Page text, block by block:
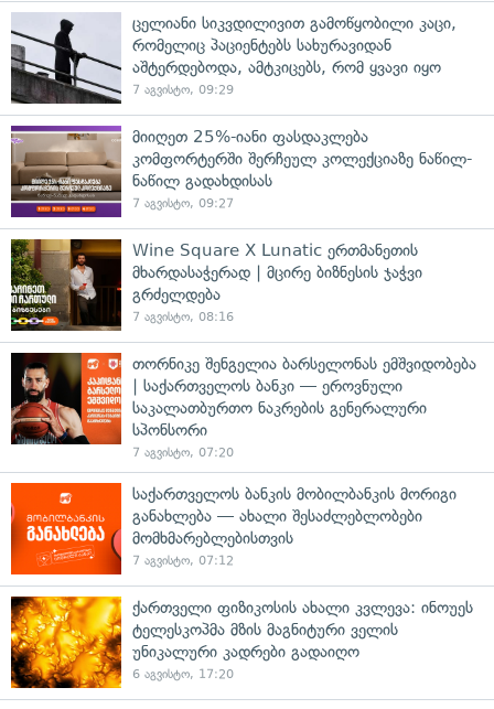
ცელიანი სიკვდილივით გამოწყობილი კაცი,
რომელიც პაციენტებს სახურავიდან
აშტერდებოდა, ამტკიცებს, რომ ყვავი იყო
7 აგვისტო, 09:29
მიიღეთ 25%-იანი ფასდაკლება
კომფორტერში შერჩეულ კოლექციაზე ნაწილ-
ნაწილ გადახდისას
7 აგვისტო, 09:27
Wine Square X Lunatic ერთმანეთის
მხარდასაჭერად | მცირე ბიზნესის ჯაჭვი
გრძელდება
7 აგვისტო, 08:16
თორნიკე შენგელია ბარსელონას ემშვიდობება
| საქართველოს ბანკი — ეროვნული
საკალათბურთო ნაკრების გენერალური
სპონსორი
7 აგვისტო, 07:20
საქართველოს ბანკის მობილბანკის მორიგი
განახლება — ახალი შესაძლებლობები
მომხმარებლებისთვის
7 აგვისტო, 07:12
ქართველი ფიზიკოსის ახალი კვლევა: ინოუეს
ტელესკოპმა მზის მაგნიტური ველის
უნიკალური კადრები გადაიღო
6 აგვისტო, 17:20